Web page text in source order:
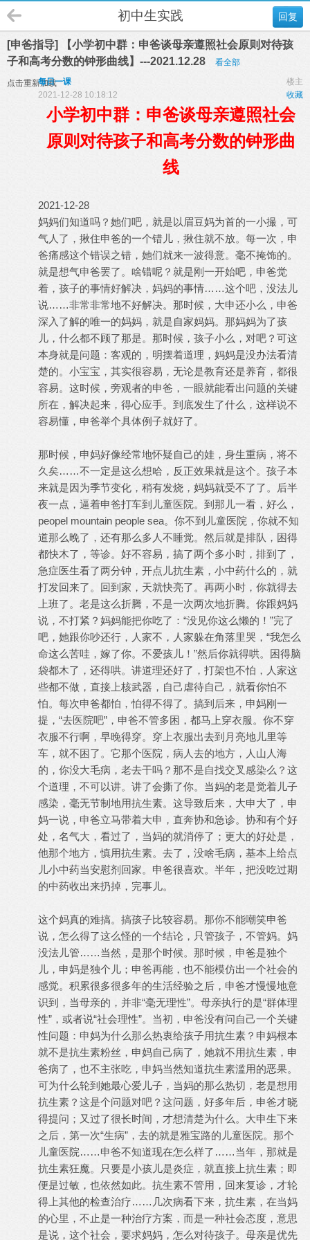
回复
初中生实践
[申爸指导] 【小学初中群：申爸谈母亲遵照社会原则对待孩
子和高考分数的钟形曲线】---2021.12.28
看全部
点击重新加载 楼主
每日一课
收藏
2021-12-28 10:18:12
小学初中群：申爸谈母亲遵照社会
原则对待孩子和高考分数的钟形曲
线
2021-12-28
妈妈们知道吗？她们吧，就是以眉豆妈为首的一小撮，可
气人了，揪住申爸的一个错儿，揪住就不放。每一次，申
爸痛感这个错误之错，她们就来一波得意。毫不掩饰的。
就是想气申爸罢了。啥错呢？就是刚一开始吧，申爸觉
着，孩子的事情好解决，妈妈的事情……这个吧，没法儿
说……非常非常地不好解决。那时候，大申还小么，申爸
深入了解的唯一的妈妈，就是自家妈妈。那妈妈为了孩
儿，什么都不顾了那是。那时候，孩子小么，对吧？可这
本身就是问题：客观的，明摆着道理，妈妈是没办法看清
楚的。小宝宝，其实很容易，无论是教育还是养育，都很
容易。这时候，旁观者的申爸，一眼就能看出问题的关键
所在，解决起来，得心应手。到底发生了什么，这样说不
容易懂，申爸举个具体例子就好了。
那时候，申妈好像经常地怀疑自己的娃，身生重病，将不
久矣……不一定是这么想哈，反正效果就是这个。孩子本
来就是因为季节变化，稍有发烧，妈妈就受不了了。后半
夜一点，逼着申爸打车到儿童医院。到那儿一看，好么，
peopel mountain people sea。你不到儿童医院，你就不知
道那么晚了，还有那么多人不睡觉。然后就是排队，困得
都快木了，等诊。好不容易，搞了两个多小时，排到了，
急症医生看了两分钟，开点儿抗生素，小中药什么的，就
打发回来了。回到家，天就快亮了。再两小时，你就得去
上班了。老是这么折腾，不是一次两次地折腾。你跟妈妈
说，不打紧？妈妈能把你吃了：“没见你这么懒的！”完了
吧，她跟你吵还行，人家不，人家躲在角落里哭，“我怎么
命这么苦哇，嫁了你。不爱孩儿！”然后你就得哄。困得脑
袋都木了，还得哄。讲道理还好了，打架也不怕，人家这
些都不做，直接上核武器，自己虐待自己，就看你怕不
怕。每次申爸都怕，怕得不得了。搞到后来，申妈刚一
提，“去医院吧”，申爸不管多困，都马上穿衣服。你不穿
衣服不行啊，早晚得穿。穿上衣服出去到月亮地儿里等
车，就不困了。它那个医院，病人去的地方，人山人海
的，你没大毛病，老去干吗？那不是自找交叉感染么？这
个道理，不可以讲。讲了会撕了你。当妈的老是觉着儿子
感染，毫无节制地用抗生素。这导致后来，大申大了，申
妈一说，申爸立马带着大申，直奔协和急诊。协和有个好
处，名气大，看过了，当妈的就消停了；更大的好处是，
他那个地方，慎用抗生素。去了，没啥毛病，基本上给点
儿小中药当安慰剂回家。申爸很喜欢。半年，把没吃过期
的中药收出来扔掉，完事儿。
这个妈真的难搞。搞孩子比较容易。那你不能嘲笑申爸
说，怎么得了这么怪的一个结论，只管孩子，不管妈。妈
没法儿管……当然，是那个时候。那时候，申爸是独个
儿，申妈是独个儿；申爸再能，也不能模仿出一个社会的
感觉。积累很多很多年的生活经验之后，申爸才慢慢地意
识到，当母亲的，并非“毫无理性”。母亲执行的是“群体理
性”，或者说“社会理性”。当初，申爸没有问自己一个关键
性问题：申妈为什么那么热衷给孩子用抗生素？申妈根本
就不是抗生素粉丝，申妈自己病了，她就不用抗生素，申
爸病了，也不主张吃，申妈当然知道抗生素滥用的恶果。
可为什么轮到她最心爱儿子，当妈的那么热切，老是想用
抗生素？这是个问题对吧？这问题，好多年后，申爸才晓
得提问；又过了很长时间，才想清楚为什么。大申生下来
之后，第一次“生病”，去的就是雅宝路的儿童医院。那个
儿童医院……申爸不知道现在怎么样了……当年，那就是
抗生素狂魔。只要是小孩儿是炎症，就直接上抗生素；即
便是过敏，也依然如此。抗生素不管用，回来复诊，才轮
得上其他的检查治疗……几次病看下来，抗生素，在当妈
的心里，不止是一种治疗方案，而是一种社会态度，意思
是说，这个社会，要求妈妈，怎么对待孩子。母亲是优先